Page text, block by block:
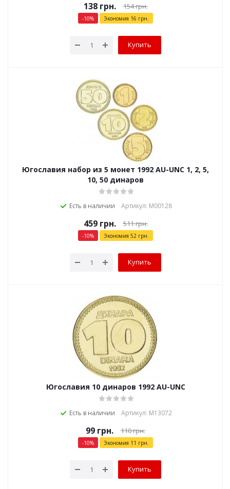
138грн. 154грн.
-10% Экономия 16 грн.
Купить
Югославия набор из 5 монет 1992 AU-UNC 1, 2, 5,
10, 50 динаров
Есть в наличии Артикул: М00128
459грн. 511грн.
-10% Экономия 52 грн.
Купить
Югославия 10 динаров 1992 AU-UNC
Есть в наличии Артикул: М13072
99 грн. 110грн.
-10% Экономия 11 грн.
Купить